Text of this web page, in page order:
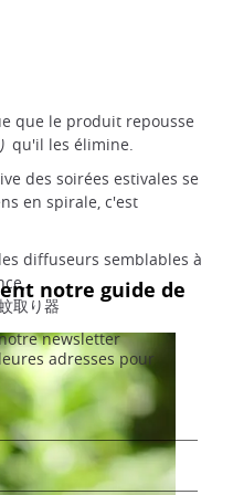
que le produit repousse
qu'il les élimine.
des soirées estivales se
en spirale, c'est
diffuseurs semblables à
取り器